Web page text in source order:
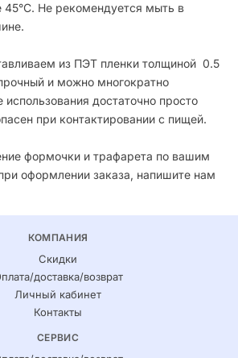
45°С. Не рекомендуется мыть в
из ПЭТ пленки толщиной 0.5
и можно многократно
использования достаточно просто
при контактировании с пищей.
формочки и трафарета по вашим
оформлении заказа, напишите нам
КОМПАНИЯ
Скидки
доставка/возврат
Личный кабинет
Контакты
СЕРВИС